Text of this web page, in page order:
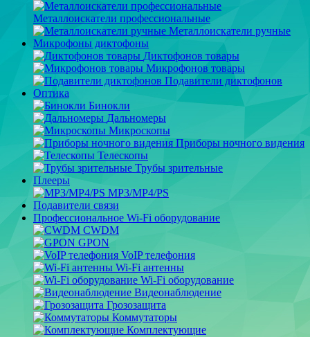
Металлоискатели профессиональные
Металлоискатели ручные
Микрофоны диктофоны
Диктофонов товары
Микрофонов товары
Подавители диктофонов
Оптика
Бинокли
Дальномеры
Микроскопы
Приборы ночного видения
Телескопы
Трубы зрительные
Плееры
MP3/MP4/PS
Подавители связи
Профессиональное Wi-Fi оборудование
CWDM
GPON
VoIP телефония
Wi-Fi антенны
Wi-Fi оборудование
Видеонаблюдение
Грозозащита
Коммутаторы
Комплектующие